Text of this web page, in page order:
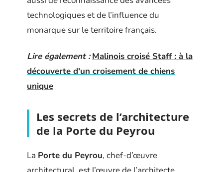
technologiques et de l’influence du
monarque sur le territoire français.
Lire également : Malinois croisé Staff : à la
découverte d'un croisement de chiens
unique
Les secrets de l’architecture
de la Porte du Peyrou
La Porte du Peyrou, chef-d’œuvre